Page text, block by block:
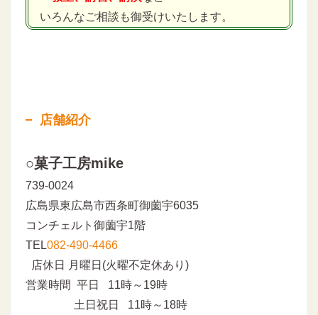
いろんなご相談も御受けいたします。
店舗紹介
○菓子工房mike
739-0024
広島県東広島市西条町御薗宇6035
コンチェルト御薗宇1階
TEL082-490-4466
店休日 月曜日(火曜不定休あり)
営業時間 平日 11時～19時
土日祝日 11時～18時